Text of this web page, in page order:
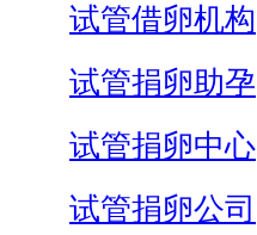
试管借卵机构
试管捐卵助孕
试管捐卵中心
试管捐卵公司